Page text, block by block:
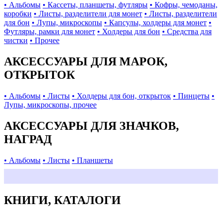
• Альбомы • Кассеты, планшеты, футляры • Кофры, чемоданы,
коробки • Листы, разделители для монет • Листы, разделители
для бон • Лупы, микроскопы • Капсулы, холдеры для монет •
Футляры, рамки для монет • Холдеры для бон • Средства для
чистки • Прочее
АКСЕССУАРЫ ДЛЯ МАРОК,
ОТКРЫТОК
• Альбомы • Листы • Холдеры для бон, открыток • Пинцеты •
Лупы, микроскопы, прочее
АКСЕССУАРЫ ДЛЯ ЗНАЧКОВ,
НАГРАД
• Альбомы • Листы • Планшеты
КНИГИ, КАТАЛОГИ